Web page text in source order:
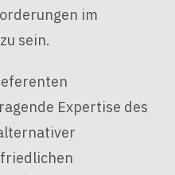
im
sein.
Expertise des